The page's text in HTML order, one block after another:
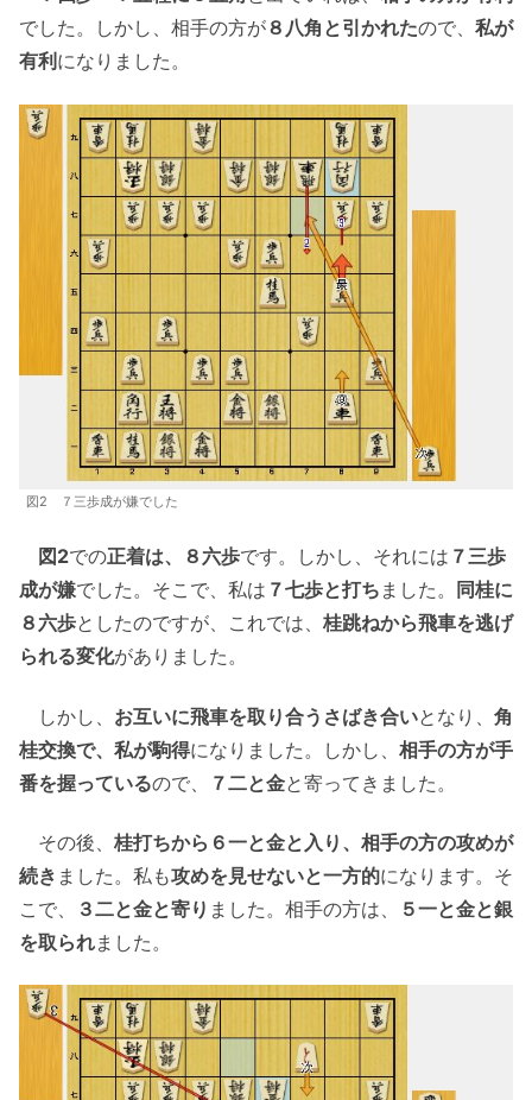
でした。しかし、相手の方が８八角と引かれたので、 私が
有利 になりました。
図2 ７三歩成が嫌でした
図2での正着は、８六歩です。しかし、それには ７三歩
成が嫌でした。そこで、私は ７七歩と打ち ました。
同桂に
８六歩としたのですが、これでは、 桂跳ねから飛車を逃げ
られる変化がありました。
しかし、 お互いに飛車を取り合うさばき合いとなり、 角
桂交換で、私が駒得になりました。しかし、 相手の方が手
番を握っているので、 ７二と金と寄ってきました。
その後、 桂打ちから６一と金と入り、相手の方の攻めが
続き ました。私も攻めを見せないと一方的になります。そ
こで、
３二と金と寄り ました。相手の方は、
５一と金と銀
を取られました。